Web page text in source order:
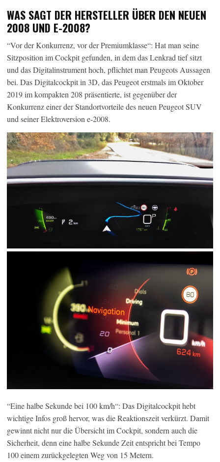
WAS SAGT DER HERSTELLER ÜBER DEN NEUEN
2008 UND E-2008?
“Vor der Konkurrenz, vor der Premiumklasse“: Hat man seine
Sitzposition im Cockpit gefunden, in dem das Lenkrad tief sitzt
und das Digitalinstrument hoch, pflichtet man Peugeots Aussagen
bei. Das Digitalcockpit in 3D, das Peugeot erstmals im Oktober
2019 im kompakten 208 präsentierte, ist gegenüber der
Konkurrenz einer der Standortvorteile des neuen Peugeot SUV
und seiner Elektroversion e-2008.
“Eine halbe Sekunde bei 100 km/h“: Das Digitalcockpit hebt
wichtige Infos groß hervor, was die Reaktionszeit verkürzt. Damit
gewinnt nicht nur die Übersicht im Cockpit, sondern auch die
Sicherheit, denn eine halbe Sekunde Zeit entspricht bei Tempo
100 einem zurückgelegten Weg von 15 Metern.